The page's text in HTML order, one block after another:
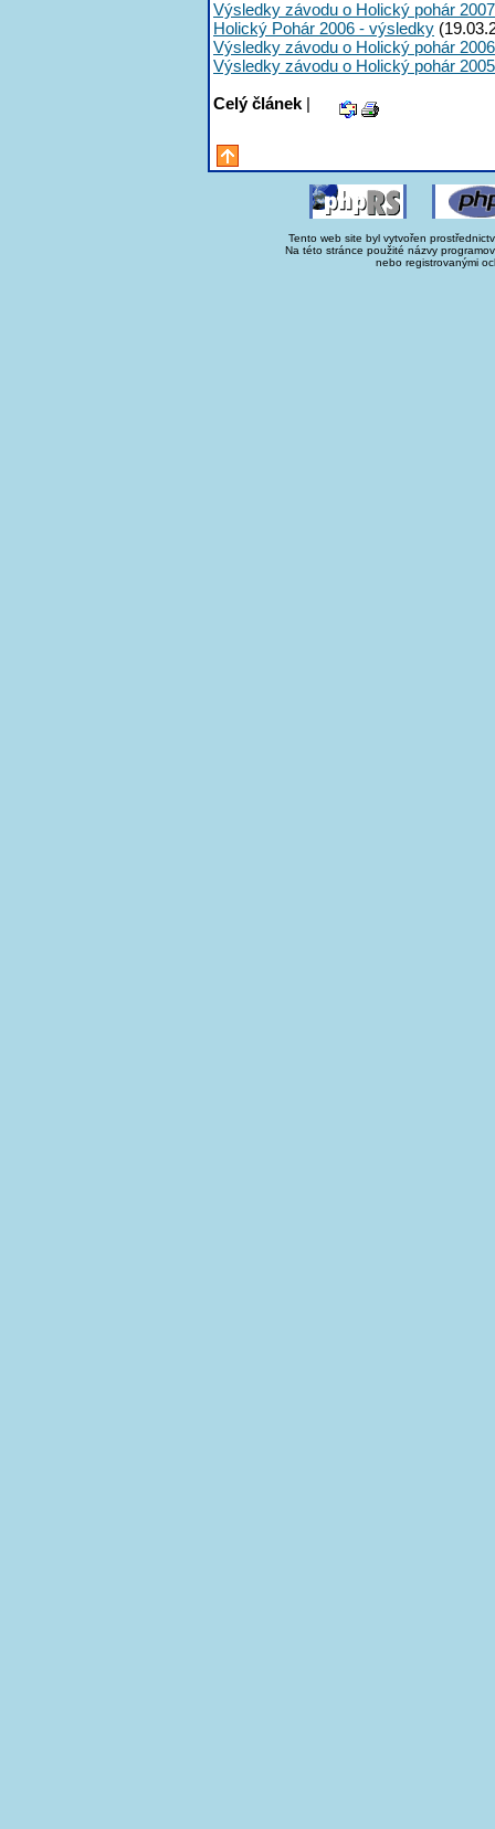
Výsledky závodu o Holický pohár 2007
Holický Pohár 2006 - výsledky
Výsledky závodu o Holický pohár 2006
Výsledky závodu o Holický pohár 2005
Celý článek |
Tento web site byl vytvořen
Na této stránce použité názvy
nebo registrovanými